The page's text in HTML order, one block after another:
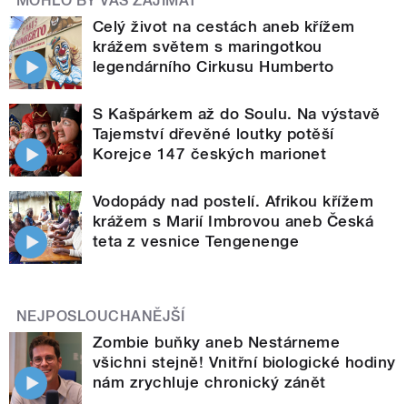
Celý život na cestách aneb křížem
krážem světem s maringotkou
legendárního Cirkusu Humberto
S Kašpárkem až do Soulu. Na výstavě
Tajemství dřevěné loutky potěší
Korejce 147 českých marionet
Vodopády nad postelí. Afrikou křížem
krážem s Marií Imbrovou aneb Česká
teta z vesnice Tengenenge
NEJPOSLOUCHANĚJŠÍ
Zombie buňky aneb Nestárneme
všichni stejně! Vnitřní biologické hodiny
nám zrychluje chronický zánět